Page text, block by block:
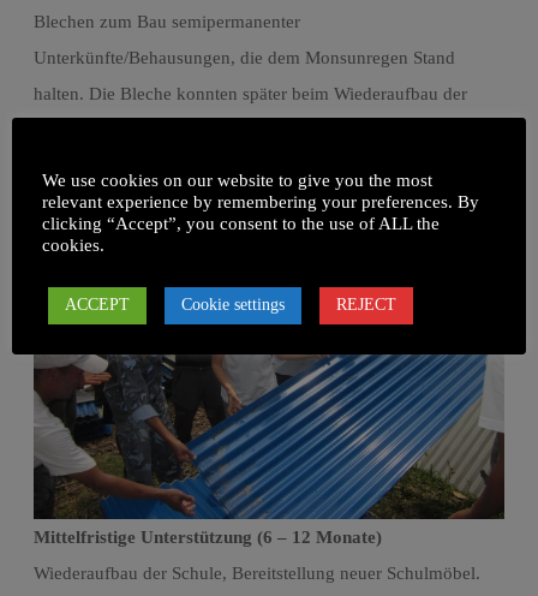
Blechen zum Bau semipermanenter
Unterkünfte/Behausungen, die dem Monsunregen Stand
halten. Die Bleche konnten später beim Wiederaufbau der
Mittelfristige Unterstützung (6 – 12 Monate)
Wiederaufbau der Schule, Bereitstellung neuer Schulmöbel.
We use cookies on our website to give you the most
relevant experience by remembering your preferences. By
clicking “Accept”, you consent to the use of ALL the
cookies.
ACCEPT Cookie settings REJECT